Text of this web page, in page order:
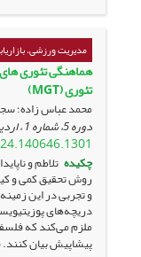
مدیریت ورزشی،
هماهنگی تئوری های
تئوری (MGT)
محمد عباس زاده؛
دوره 5، شماره 1 ، اردیبهشت 1403، ، صفحه
چکیده تلاطم و
روش تحقیق کمی و
و تجربی در این
دریچه‌های
ملزم می‌کند که
پیشاپیش بیان